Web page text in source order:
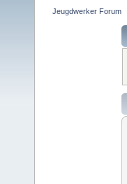
Jeugdwerker Forum